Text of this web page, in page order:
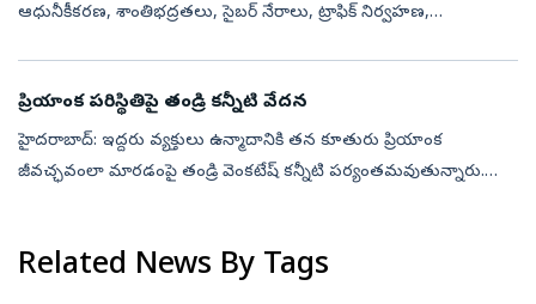
ఆధునీకీకరణ, శాంతిభద్రతలు, సైబర్ నేరాలు, ట్రాఫిక్ నిర్వహణ,
ప్రియాంక పరిస్థితిపై తండ్రి కన్నీటి వేదన
హైదరాబాద్‌: ఇద్దరు వ్యక్తులు ఉన్మాదానికి తన కూతురు ప్రియాంక
జీవచ్ఛవంలా మారడంపై తండ్రి వెంకటేష్‌ కన్నీటి పర్యంతమవుతున్నారు.
Related News By Tags